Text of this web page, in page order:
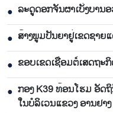
● ລະດູດອກຈັນຜາເບັ່ງບານ
● ສ້າງພູມປັນຍາຢູ່ເຂດຊາຍ
● ຂອບເຂດເຊື່ອມຕໍ່ເສດຖະ
● ກອງ K39 ທ້ອນໂຮມ ອັດ
ໃນບໍລິເວນແຂວງ ອານຢາງ